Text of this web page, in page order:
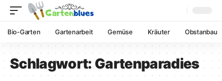
Bio-Garten Gartenarbeit Gemüse Kräuter Obstanbau
Schlagwort:Gartenparadies